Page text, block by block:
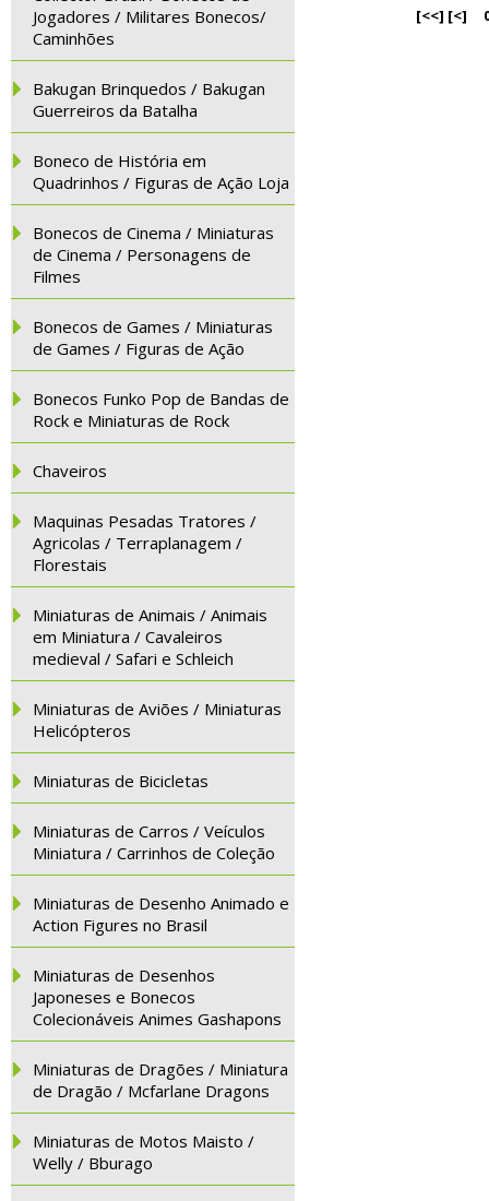
Jogadores / Militares Bonecos/
Caminhões
Bakugan Brinquedos / Bakugan
Guerreiros da Batalha
Boneco de História em
Quadrinhos / Figuras de Ação Loja
Bonecos de Cinema / Miniaturas
de Cinema / Personagens de
Filmes
Bonecos de Games / Miniaturas
de Games / Figuras de Ação
Bonecos Funko Pop de Bandas de
Rock e Miniaturas de Rock
Chaveiros
Maquinas Pesadas Tratores /
Agricolas / Terraplanagem /
Florestais
Miniaturas de Animais / Animais
em Miniatura / Cavaleiros
medieval / Safari e Schleich
Miniaturas de Aviões / Miniaturas
Helicópteros
Miniaturas de Bicicletas
Miniaturas de Carros / Veículos
Miniatura / Carrinhos de Coleção
Miniaturas de Desenho Animado e
Action Figures no Brasil
Miniaturas de Desenhos
Japoneses e Bonecos
Colecionáveis Animes Gashapons
Miniaturas de Dragões / Miniatura
de Dragão / Mcfarlane Dragons
Miniaturas de Motos Maisto /
Welly / Bburago
[<<] [<]